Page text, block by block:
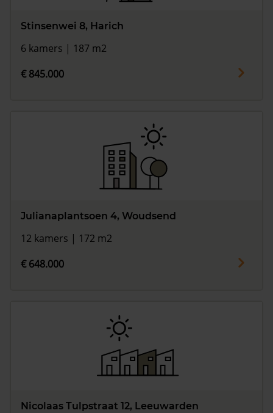
Stinsenwei 8, Harich
6 kamers | 187 m2
€ 845.000
Julianaplantsoen 4, Woudsend
12 kamers | 172 m2
€ 648.000
Nicolaas Tulpstraat 12, Leeuwarden